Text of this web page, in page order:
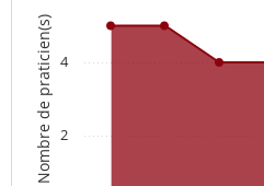
Nombre de praticien(s) 2
4